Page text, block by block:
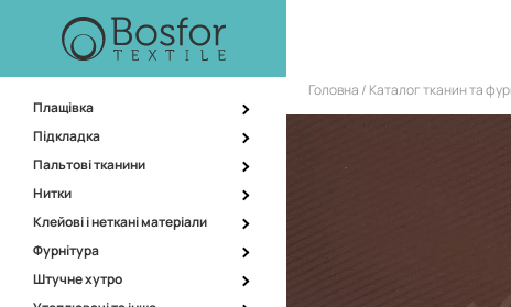
Плащівка
Підкладка
Пальтові тканини
Нитки
Клейові і неткані матеріали
Фурнітура
Штучне хутро
Головна Каталог тканин та